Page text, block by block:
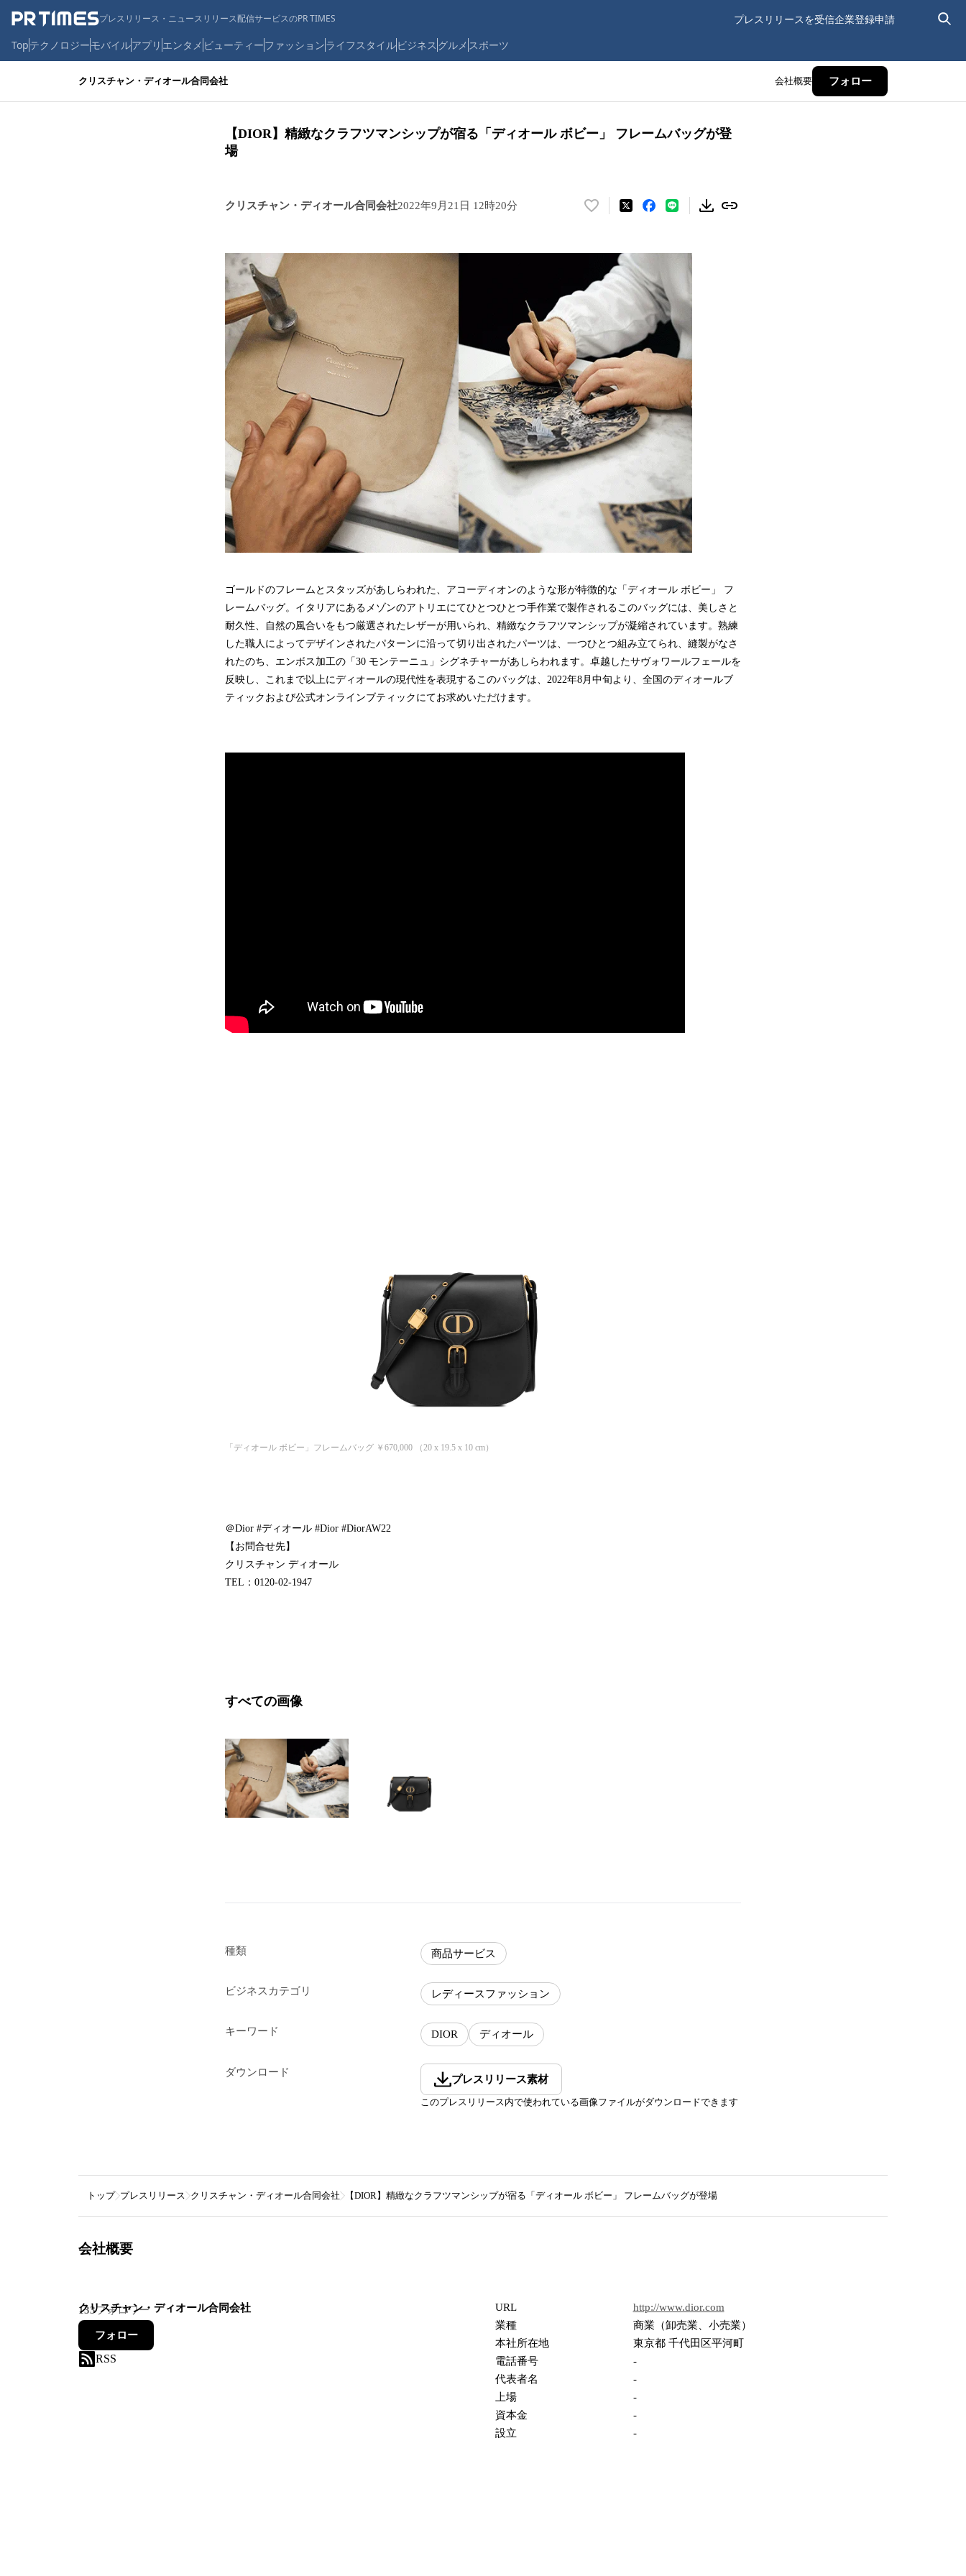
プレスリリース・ニュースリリース配信サービスのPR TIMES プレスリリースを受信企業登録申請
Topテクノロジーモバイルアプリ エンタメ ビューティーファッションライフスタイルビジネス グルメ スポーツ
クリスチャン・ディオール合同会社 会社概要 フォロー
【DIOR】精緻なクラフツマンシップが宿る「ディオール ボビー」 フレームバッグが登
場
クリスチャン・ディオール合同会社2022年9月21日 12時20分
い
を
み
込
み
中
で
す
ゴールドのフレームとスタッズがあしらわれた、アコーディオンのような形が特徴的な「ディオール ボビー」 フ
レームバッグ。イタリアにあるメゾンのアトリエにてひとつひとつ手作業で製作されるこのバッグには、美しさと
耐久性、自然の風合いをもつ厳選されたレザーが用いられ、精緻なクラフツマンシップが凝縮されています。熟練
した職人によってデザインされたパターンに沿って切り出されたパーツは、一つひとつ組み立てられ、縫製がなさ
れたのち、エンボス加工の「30 モンテーニュ」シグネチャーがあしらわれます。卓越したサヴォワールフェールを
反映し、これまで以上にディオールの現代性を表現するこのバッグは、2022年8月中旬より、全国のディオールブ
ティックおよび公式オンラインブティックにてお求めいただけます。
「ディオール ボビー」フレームバッグ ￥670,000 （20 x 19.5 x 10 cm）
＠Dior #ディオール #Dior #DiorAW22
【お問合せ先】
クリスチャン ディオール
TEL：0120-02-1947
すべての画像
種類 商品サービス
ビジネスカテゴリ レディースファッション
キーワード DIOR ディオール
ダウンロード
プレスリリース素材
このプレスリリース内で使われている画像ファイルがダウンロードできます
トップ プレスリリース クリスチャン・ディオール合同会社 【DIOR】精緻なクラフツマンシップが宿る「ディオール ボビー」 フレームバッグが登場
会社概要
クリスチャン・ディオール合同会社
133フォロワー
フォロー
RSS
URL
http://www.dior.com
業種
商業（卸売業、小売業）
本社所在地
東京都 千代田区平河町
電話番号
-
代表者名
-
上場
-
資本金
-
設立
-